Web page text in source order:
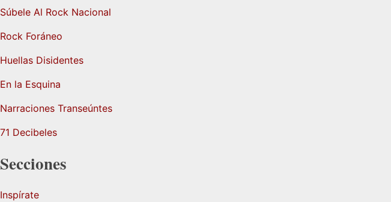
Súbele Al Rock Nacional
Rock Foráneo
Huellas Disidentes
En la Esquina
Narraciones Transeúntes
71 Decibeles
Secciones
Inspírate